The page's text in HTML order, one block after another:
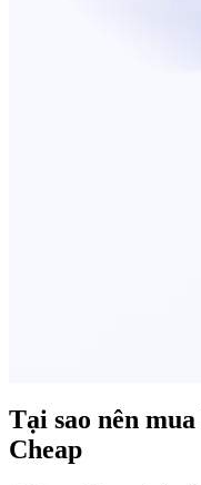
Tại sao nên
Cheap